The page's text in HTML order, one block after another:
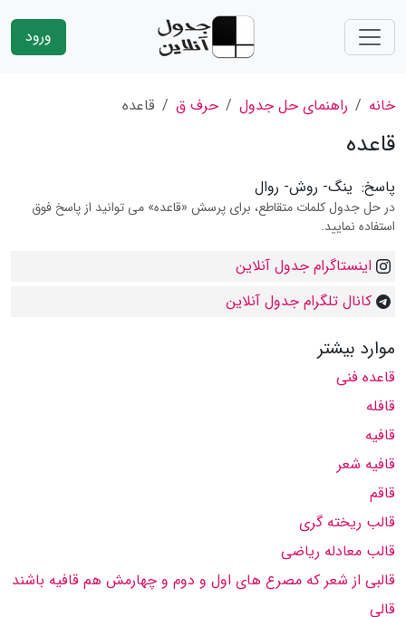
ورود
خانه راهنمای حل جدول حرف ق قاعده
قاعده
پاسخ: ینگ- روش- روال
در حل جدول کلمات متقاطع، برای پرسش «قاعده» می توانید از پاسخ فوق
استفاده نمایید.
اینستاگرام جدول آنلاین
کانال تلگرام جدول آنلاین
موارد بیشتر
قاعده فنی
قافله
قافیه
قافیه شعر
قاقم
قالب ریخته گری
قالب معادله ریاضی
قالبی از شعر که مصرع های اول و دوم و چهارمش هم قافیه باشند
قالی